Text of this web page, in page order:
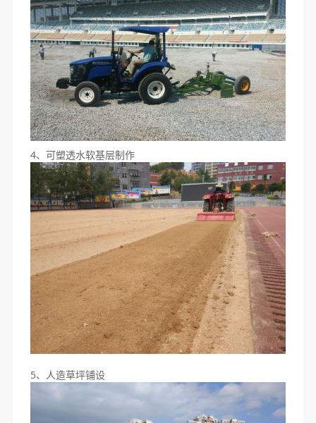
4、可塑透水软基层制作
5、人造草坪铺设